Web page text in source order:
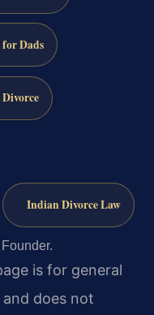
Dads
Indian Divorce Law
is for general
does not